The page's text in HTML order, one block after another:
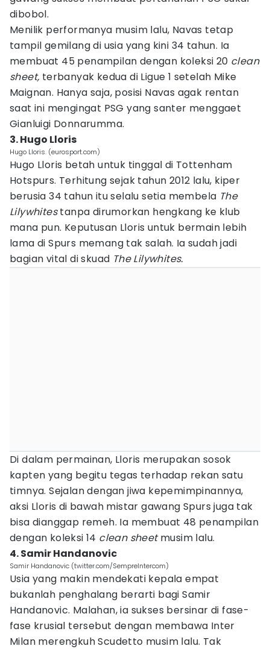
dibobol.
Menilik performanya musim lalu, Navas tetap
tampil gemilang di usia yang kini 34 tahun. Ia
membuat 45 penampilan dengan koleksi 20 clean
sheet, terbanyak kedua di Ligue 1 setelah Mike
Maignan. Hanya saja, posisi Navas agak rentan
saat ini mengingat PSG yang santer menggaet
Gianluigi Donnarumma.
3. Hugo Lloris
Hugo Lloris. (eurosport.com)
Hugo Lloris betah untuk tinggal di Tottenham
Hotspurs. Terhitung sejak tahun 2012 lalu, kiper
berusia 34 tahun itu selalu setia membela The
Lilywhitestanpa dirumorkan hengkang ke klub
mana pun. Keputusan Lloris untuk bermain lebih
lama di Spurs memang tak salah. Ia sudah jadi
bagian vital di skuad The Lilywhites.
Di dalam permainan, Lloris merupakan sosok
kapten yang begitu tegas terhadap rekan satu
timnya. Sejalan dengan jiwa kepemimpinannya,
aksi Lloris di bawah mistar gawang Spurs juga tak
bisa dianggap remeh. Ia membuat 48 penampilan
dengan koleksi 14 clean sheetmusim lalu.
4. Samir Handanovic
Samir Handanovic (twitter.com/SempreIntercom)
Usia yang makin mendekati kepala empat
bukanlah penghalang berarti bagi Samir
Handanovic. Malahan, ia sukses bersinar di fase-
fase krusial tersebut dengan membawa Inter
Milan merengkuh Scudetto musim lalu. Tak